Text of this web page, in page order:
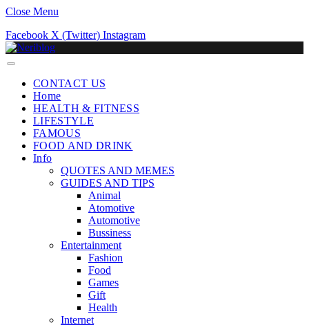
Close Menu
Facebook X (Twitter) Instagram
CONTACT US
Home
HEALTH & FITNESS
LIFESTYLE
FAMOUS
FOOD AND DRINK
Info
QUOTES AND MEMES
GUIDES AND TIPS
Animal
Atomotive
Automotive
Bussiness
Entertainment
Fashion
Food
Games
Gift
Health
Internet